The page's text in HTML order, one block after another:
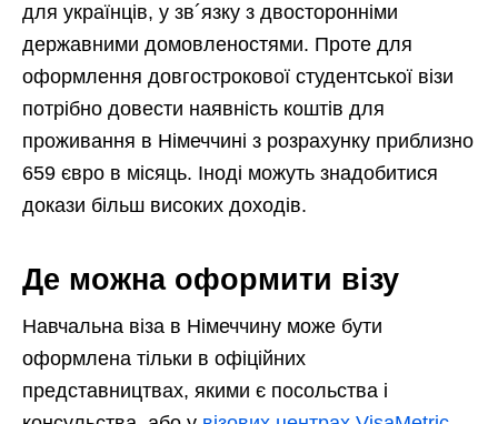
для українців, у зв´язку з двосторонніми
державними домовленостями. Проте для
оформлення довгострокової студентської візи
потрібно довести наявність коштів для
проживання в Німеччині з розрахунку приблизно
659 євро в місяць. Іноді можуть знадобитися
докази більш високих доходів.
Де можна оформити візу
Навчальна віза в Німеччину може бути
оформлена тільки в офіційних
представництвах, якими є посольства і